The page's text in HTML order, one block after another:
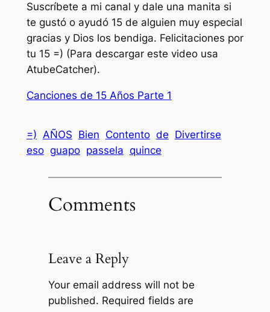
Suscríbete a mi canal y dale una manita si
te gustó o ayudó 15 de alguien muy especial
gracias y Dios los bendiga. Felicitaciones por
tu 15 =) (Para descargar este video usa
AtubeCatcher).
Canciones de 15 Años Parte 1
=) AÑOS Bien Contento de Divertirse
eso guapo passela quince
Comments
Leave a Reply
Your email address will not be
published. Required fields are